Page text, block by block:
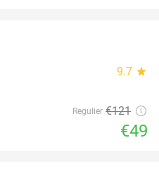
9.7 star
Regulier €121
€49